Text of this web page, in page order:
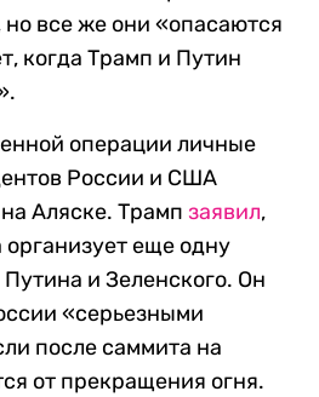
все же они «опасаются
когда Трамп и Путин
операции личные
России и США
Аляске. Трамп заявил,
организует еще одну
и Зеленского. Он
«серьезными
после саммита на
от прекращения огня.